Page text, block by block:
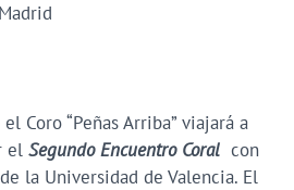
Coro “Peñas Arriba” viajará a
el Segundo Encuentro Coralcon
la Universidad de Valencia. El